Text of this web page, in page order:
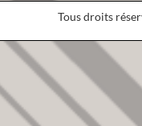
Tous droits